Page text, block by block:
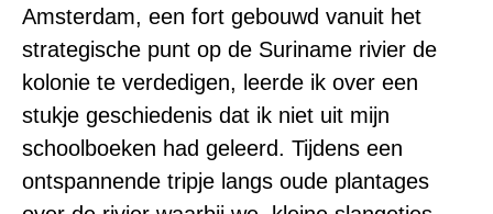
Amsterdam, een fort gebouwd vanuit het
strategische punt op de Suriname rivier de
kolonie te verdedigen, leerde ik over een
stukje geschiedenis dat ik niet uit mijn
schoolboeken had geleerd. Tijdens een
ontspannende tripje langs oude plantages